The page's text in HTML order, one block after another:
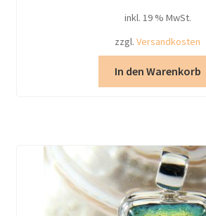
inkl. 19 % MwSt.
zzgl. Versandkosten
In den Warenkorb